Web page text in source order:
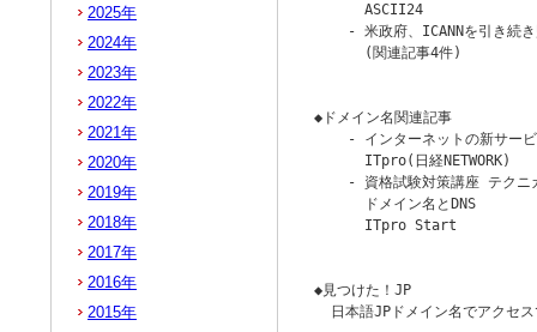
      ASCII24
- 米政府、ICANNを引き続き
      (関連記事4件)
◆ドメイン名関連記事
- インターネットの新サー
      ITpro(日経NETWORK)
- 資格試験対策講座 テクニ
      ドメイン名とDNS
      ITpro Start
◆見つけた！JP
日本語JPドメイン名でアクセ
2025年
2024年
2023年
2022年
2021年
2020年
2019年
2018年
2017年
2016年
2015年